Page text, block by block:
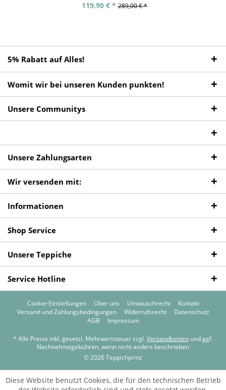
119,90 € * 289,00 € *
5% Rabatt auf Alles!
Womit wir bei unseren Kunden punkten!
Unsere Communitys
Unsere Zahlungsarten
Wir versenden mit:
Informationen
Shop Service
Unsere Teppiche
Service Hotline
Cookie-Einstellungen Über uns Umtauschrecht
Kontakt
Versand und Zahlungsbedingungen
Widerrufsrecht
Datenschutz
AGB
Impressum
* Alle Preise inkl. gesetzl. Mehrwertsteuer zzgl. Versandkosten und ggf.
Nachnahmegebühren, wenn nicht anders beschrieben
© 2026 Teppichprinz
Diese Website benutzt Cookies, die für den technischen Betrieb